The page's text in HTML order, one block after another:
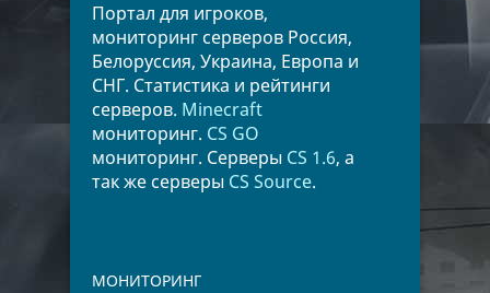
Портал для игроков,
мониторинг серверов Россия,
Белоруссия, Украина, Европа и
СНГ. Статистика и рейтинги
серверов. Minecraft
мониторинг. CS GO
мониторинг. Серверы CS 1.6, а
так же серверы CS Source.
МОНИТОРИНГ